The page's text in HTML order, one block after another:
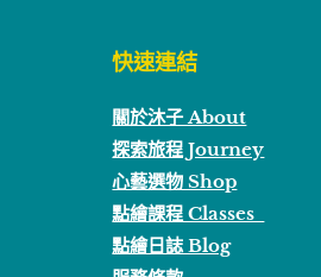
快速連結
關於沐子 About
探索旅程 Journey
心藝選物 Shop
點繪課程 Classes
點繪日誌 Blog